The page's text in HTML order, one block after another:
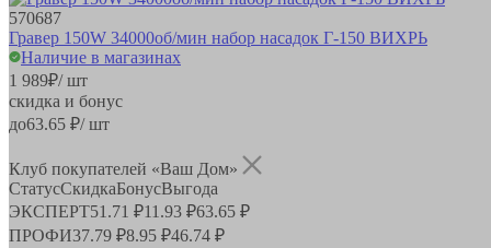
570687
Гравер 150W 34000об/мин набор насадок Г-150 ВИХРЬ
Наличие в магазинах
1 989₽/ шт
скидка и бонус
до63.65 ₽/ шт
Клуб покупателей «Ваш Дом»
СтатусСкидкаБонусВыгода
ЭКСПЕРТ51.71 ₽11.93 ₽63.65 ₽
ПРОФИ37.79 ₽8.95 ₽46.74 ₽